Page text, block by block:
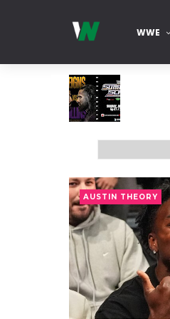
WWE
WWE
Aug
WWE Main
Unknown -Aug 02
Lucha Libre
Unknown -Aug 02
Semana em
SCSA867-Aug 02
AUSTIN THEORY